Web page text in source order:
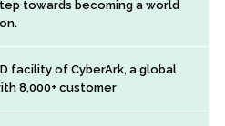
towards becoming a world
facility of CyberArk, a global
8,000+ customer